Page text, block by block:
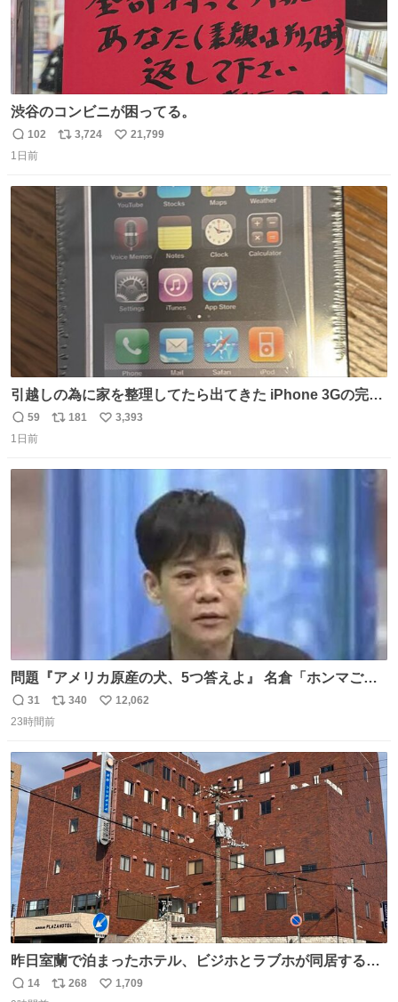
渋谷のコンビニが困ってる。
返
信
102
リ
ト
数
3,724
い
数
21,799
1日前
引越しの為に家を整理してたら出てきた iPhone 3Gの完全
未開封品 かなり前に楽天だかで買った多分未使用のデモ機
で-が出るのだと思うんだよね ヤフオクで売れてない190万
返
信
59
リ
181
い
3,393
1日前
問題『アメリカ原産の犬、5つ答えよ』 名倉「ホンマごめ
ん。 日本」
返
信
31
リ
ポ
ト
数
340
い
数
12,062
23時間前
昨日室蘭で泊まったホテル、ビジホとラブホが同居する謎
形態だった。2階と3階の部屋数が異様に少ない。
返
14
リ
268
い
1,709